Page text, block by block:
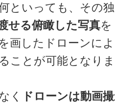
といっても、その
せる俯瞰した写真
画したドローンに
ことが可能となりま
く ドローンは動画